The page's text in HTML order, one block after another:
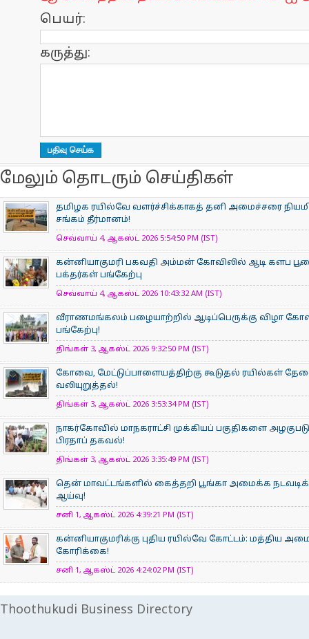
பெயர்:
கருத்து:
மேலும் தொடரும் செய்திகள்
தமிழக ரயில்வே வளர்ச்சிக்காகத் தனி அமைச்சரை
சங்கம் தீர்மானம்!
செவ்வாய் 4, ஆகஸ்ட் 2026 5:54:50 PM (IST)
கன்னியாகுமரி பகவதி அம்மன் கோவிலில் ஆடி களப
பக்தர்கள் பங்கேற்பு
செவ்வாய் 4, ஆகஸ்ட் 2026 10:43:32 AM (IST)
வீராணமங்கலம் பழையாற்றில் ஆடிப்பெருக்கு விழா
பங்கேற்பு!
திங்கள் 3, ஆகஸ்ட் 2026 9:32:50 PM (IST)
கோவை, மேட்டுப்பாளையத்திற்கு கூடுதல் ரயில்கள்
வலியுறுத்தல்!
திங்கள் 3, ஆகஸ்ட் 2026 3:53:34 PM (IST)
நாகர்கோவில் மாநகராட்சி முக்கியப் பகுதிகளை
பிரதாப் தகவல்!
திங்கள் 3, ஆகஸ்ட் 2026 3:35:49 PM (IST)
தென் மாவட்டங்களில் கைத்தறி பூங்கா அமைக்க
ஆய்வு!
சனி 1, ஆகஸ்ட் 2026 4:39:21 PM (IST)
கன்னியாகுமரிக்கு புதிய ரயில்வே கோட்டம்: மத்திய
கோரிக்கை!
சனி 1, ஆகஸ்ட் 2026 4:24:02 PM (IST)
Thoothukudi Business Directory